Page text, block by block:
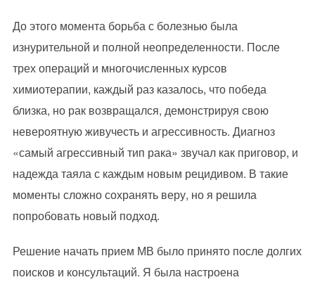
До этого момента борьба с болезнью была
изнурительной и полной неопределенности. После
трех операций и многочисленных курсов
химиотерапии, каждый раз казалось, что победа
близка, но рак возвращался, демонстрируя свою
невероятную живучесть и агрессивность. Диагноз
«самый агрессивный тип рака» звучал как приговор, и
надежда таяла с каждым новым рецидивом. В такие
моменты сложно сохранять веру, но я решила
попробовать новый подход.
Решение начать прием МВ было принято после долгих
поисков и консультаций. Я была настроена